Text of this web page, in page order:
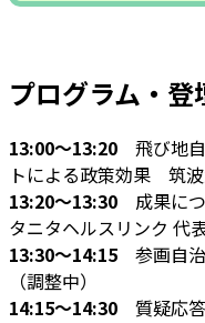
プログラム・登
13:00～13:20 飛び地
トによる政策効果 筑
13:20～13:30 成果に
タニタヘルスリンク 代
13:30～14:15 参画自
（調整中）
14:15～14:30 質疑応答